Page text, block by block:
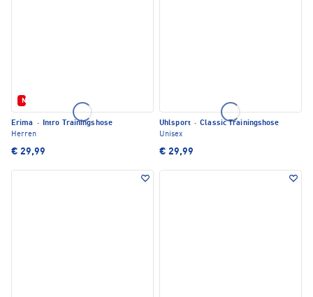
Neu
Erima · Intro Trainingshose
Herren
€ 29,99
Uhlsport · Classic Trainingshose
Unisex
€ 29,99